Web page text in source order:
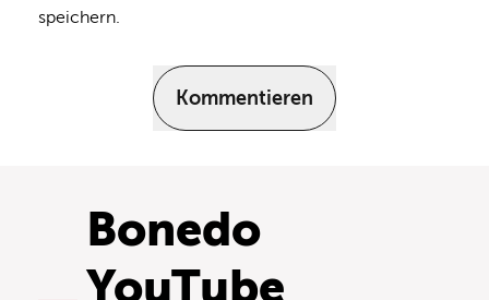
speichern.
Kommentieren
Bonedo
YouTube